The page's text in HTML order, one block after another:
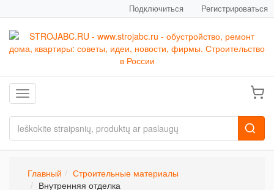
Подключиться Регистрироваться
Toggle navigation
Главный
Строительные материалы
Внутренняя отделка